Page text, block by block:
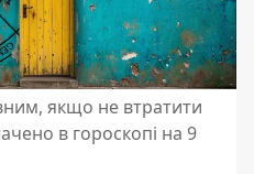
якщо не втратити
в гороскопі на 9